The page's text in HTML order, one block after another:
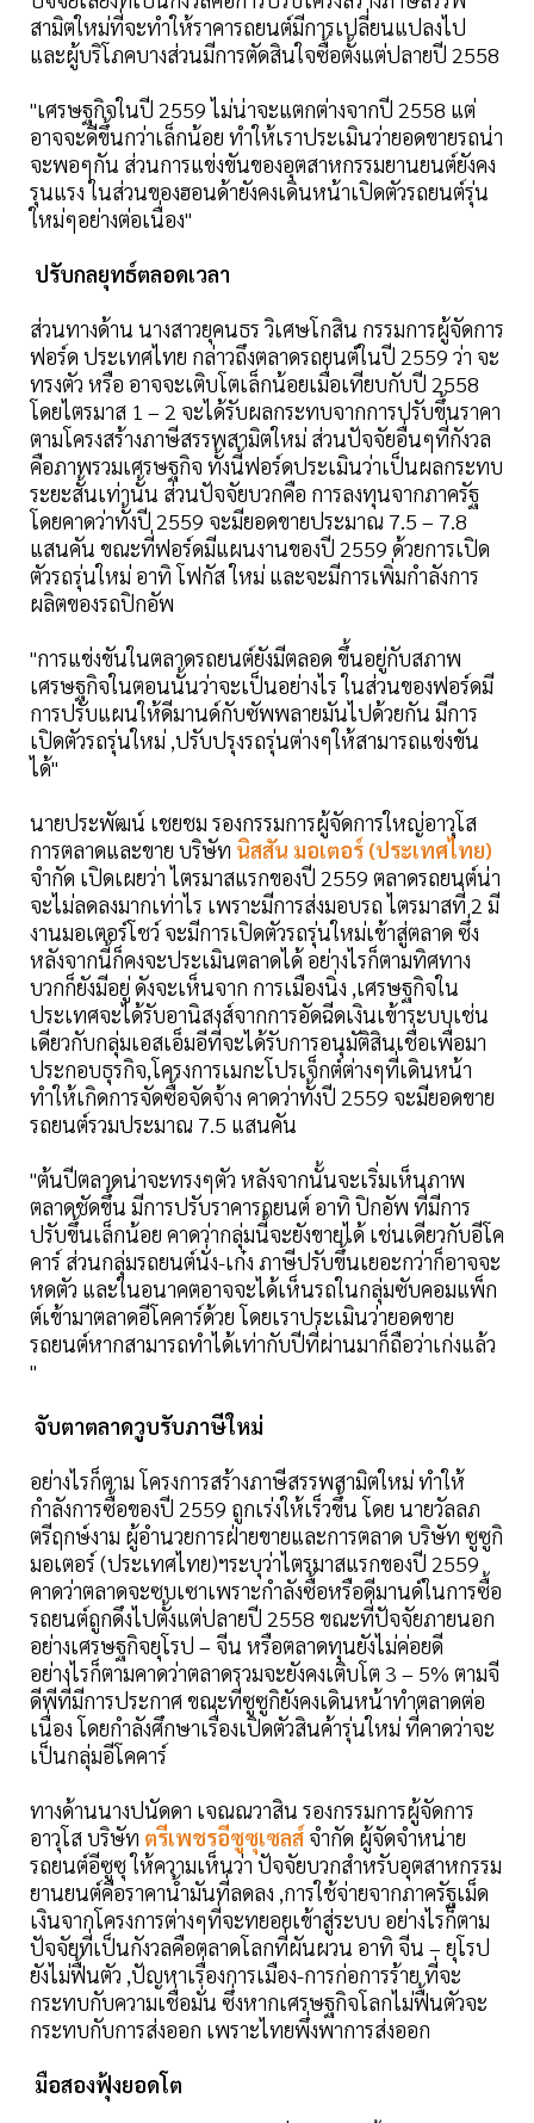
สามิตใหม่ที่จะทำให้ราคารถยนต์มีการเปลี่ยนแปลงไป
และผู้บริโภคบางส่วนมีการตัดสินใจซื้อตั้งแต่ปลายปี 2558
"เศรษฐกิจในปี 2559 ไม่น่าจะแตกต่างจากปี 2558 แต่
อาจจะดีขึ้นกว่าเล็กน้อย ทำให้เราประเมินว่ายอดขายรถน่า
จะพอๆกัน ส่วนการแข่งขันของอุตสาหกรรมยานยนต์ยังคง
รุนแรง ในส่วนของฮอนด้ายังคงเดินหน้าเปิดตัวรถยนต์รุ่น
ใหม่ๆอย่างต่อเนื่อง"
ปรับกลยุทธ์ตลอดเวลา
ส่วนทางด้าน นางสาวยุคนธร วิเศษโกสิน กรรมการผู้จัดการ
ฟอร์ด ประเทศไทย กล่าวถึงตลาดรถยนต์ในปี 2559 ว่า จะ
ทรงตัว หรือ อาจจะเติบโตเล็กน้อยเมื่อเทียบกับปี 2558
โดยไตรมาส 1 – 2 จะได้รับผลกระทบจากการปรับขึ้นราคา
ตามโครงสร้างภาษีสรรพสามิตใหม่ ส่วนปัจจัยอื่นๆที่กังวล
คือภาพรวมเศรษฐกิจ ทั้งนี้ฟอร์ดประเมินว่าเป็นผลกระทบ
ระยะสั้นเท่านั้น ส่วนปัจจัยบวกคือ การลงทุนจากภาครัฐ
โดยคาดว่าทั้งปี 2559 จะมียอดขายประมาณ 7.5 – 7.8
แสนคัน ขณะที่ฟอร์ดมีแผนงานของปี 2559 ด้วยการเปิด
ตัวรถรุ่นใหม่ อาทิ โฟกัส ใหม่ และจะมีการเพิ่มกำลังการ
ผลิตของรถปิกอัพ
"การแข่งขันในตลาดรถยนต์ยังมีตลอด ขึ้นอยู่กับสภาพ
เศรษฐกิจในตอนนั้นว่าจะเป็นอย่างไร ในส่วนของฟอร์ดมี
การปรับแผนให้ดีมานด์กับซัพพลายมันไปด้วยกัน มีการ
เปิดตัวรถรุ่นใหม่ ,ปรับปรุงรถรุ่นต่างๆให้สามารถแข่งขัน
ได้"
นายประพัฒน์ เชยชม รองกรรมการผู้จัดการใหญ่อาวุโส
การตลาดและขาย บริษัท นิสสัน มอเตอร์ (ประเทศไทย)
จำกัด เปิดเผยว่า ไตรมาสแรกของปี 2559 ตลาดรถยนต์น่า
จะไม่ลดลงมากเท่าไร เพราะมีการส่งมอบรถ ไตรมาสที่ 2 มี
งานมอเตอร์โชว์ จะมีการเปิดตัวรถรุ่นใหม่เข้าสู่ตลาด ซึ่ง
หลังจากนี้ก็คงจะประเมินตลาดได้ อย่างไรก็ตามทิศทาง
บวกก็ยังมีอยู่ ดังจะเห็นจาก การเมืองนิ่ง ,เศรษฐกิจใน
ประเทศจะได้รับอานิสงส์จากการอัดฉีดเงินเข้าระบบเช่น
เดียวกับกลุ่มเอสเอ็มอีที่จะได้รับการอนุมัติสินเชื่อเพื่อมา
ประกอบธุรกิจ,โครงการเมกะโปรเจ็กต์ต่างๆที่เดินหน้า
ทำให้เกิดการจัดซื้อจัดจ้าง คาดว่าทั้งปี 2559 จะมียอดขาย
รถยนต์รวมประมาณ 7.5 แสนคัน
"ต้นปีตลาดน่าจะทรงๆตัว หลังจากนั้นจะเริ่มเห็นภาพ
ตลาดชัดขึ้น มีการปรับราคารถยนต์ อาทิ ปิกอัพ ที่มีการ
ปรับขึ้นเล็กน้อย คาดว่ากลุ่มนี้จะยังขายได้ เช่นเดียวกับอีโค
คาร์ ส่วนกลุ่มรถยนต์นั่ง-เก๋ง ภาษีปรับขึ้นเยอะกว่าก็อาจจะ
หดตัว และในอนาคตอาจจะได้เห็นรถในกลุ่มซับคอมแพ็ก
ต์เข้ามาตลาดอีโคคาร์ด้วย โดยเราประเมินว่ายอดขาย
รถยนต์หากสามารถทำได้เท่ากับปีที่ผ่านมาก็ถือว่าเก่งแล้ว
"
จับตาตลาดวูบรับภาษีใหม่
อย่างไรก็ตาม โครงการสร้างภาษีสรรพสามิตใหม่ ทำให้
กำลังการซื้อของปี 2559 ถูกเร่งให้เร็วขึ้น โดย นายวัลลภ
ตรีฤกษ์งาม ผู้อำนวยการฝ่ายขายและการตลาด บริษัท ซูซูกิ
มอเตอร์ (ประเทศไทย)ฯระบุว่าไตรมาสแรกของปี 2559
คาดว่าตลาดจะซบเซาเพราะกำลังซื้อหรือดีมานด์ในการซื้อ
รถยนต์ถูกดึงไปตั้งแต่ปลายปี 2558 ขณะที่ปัจจัยภายนอก
อย่างเศรษฐกิจยุโรป – จีน หรือตลาดทุนยังไม่ค่อยดี
อย่างไรก็ตามคาดว่าตลาดรวมจะยังคงเติบโต 3 – 5% ตามจี
ดีพีที่มีการประกาศ ขณะที่ซูซูกิยังคงเดินหน้าทำตลาดต่อ
เนื่อง โดยกำลังศึกษาเรื่องเปิดตัวสินค้ารุ่นใหม่ ที่คาดว่าจะ
เป็นกลุ่มอีโคคาร์
ทางด้านนางปนัดดา เจณณวาสิน รองกรรมการผู้จัดการ
อาวุโส บริษัท ตรีเพชรอีซูซุเซลส์ จำกัด ผู้จัดจำหน่าย
รถยนต์อีซูซุ ให้ความเห็นว่า ปัจจัยบวกสำหรับอุตสาหกรรม
ยานยนต์คือราคาน้ำมันที่ลดลง ,การใช้จ่ายจากภาครัฐเม็ด
เงินจากโครงการต่างๆที่จะทยอยเข้าสู่ระบบ อย่างไรก็ตาม
ปัจจัยที่เป็นกังวลคือตลาดโลกที่ผันผวน อาทิ จีน – ยุโรป
ยังไม่ฟื้นตัว ,ปัญหาเรื่องการเมือง-การก่อการร้าย ที่จะ
กระทบกับความเชื่อมั่น ซึ่งหากเศรษฐกิจโลกไม่ฟื้นตัวจะ
กระทบกับการส่งออก เพราะไทยพึ่งพาการส่งออก
มือสองฟุ้งยอดโต